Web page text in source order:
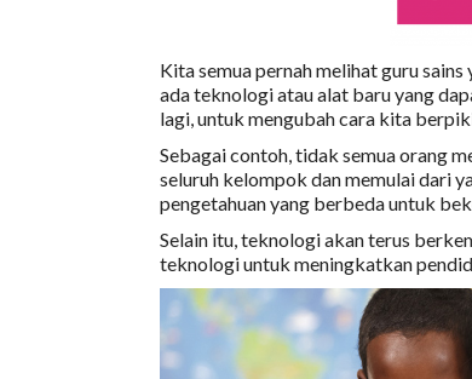
Kita semua pernah melihat guru
ada teknologi atau alat baru yang
lagi, untuk mengubah cara kita
Sebagai contoh, tidak semua orang
seluruh kelompok dan memulai dari
pengetahuan yang berbeda untuk
Selain itu, teknologi akan terus
teknologi untuk meningkatkan